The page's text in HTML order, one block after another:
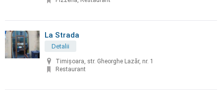
La Strada
Detalii
Timișoara, str. Gheorghe Lazăr, nr. 1
Restaurant